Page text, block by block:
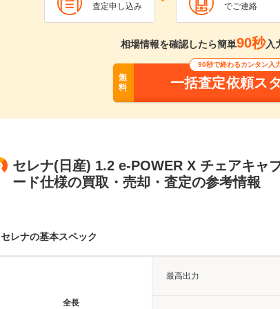
査定申し込み
でご連絡
相場情報を確認したら簡単90秒入
無
料
90秒で終わるカンタン入
一括査定依頼ス
セレナ(日産) 1.2 e-POWER X チェアキャ
ード仕様の買取・売却・査定の参考情報
セレナの基本スペック
全長
最高出力